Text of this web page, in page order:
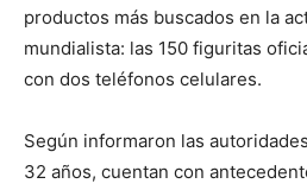
productos más buscados en la
mundialista: las 150 figuritas
con dos teléfonos celulares.
Según informaron las
32 años, cuentan con